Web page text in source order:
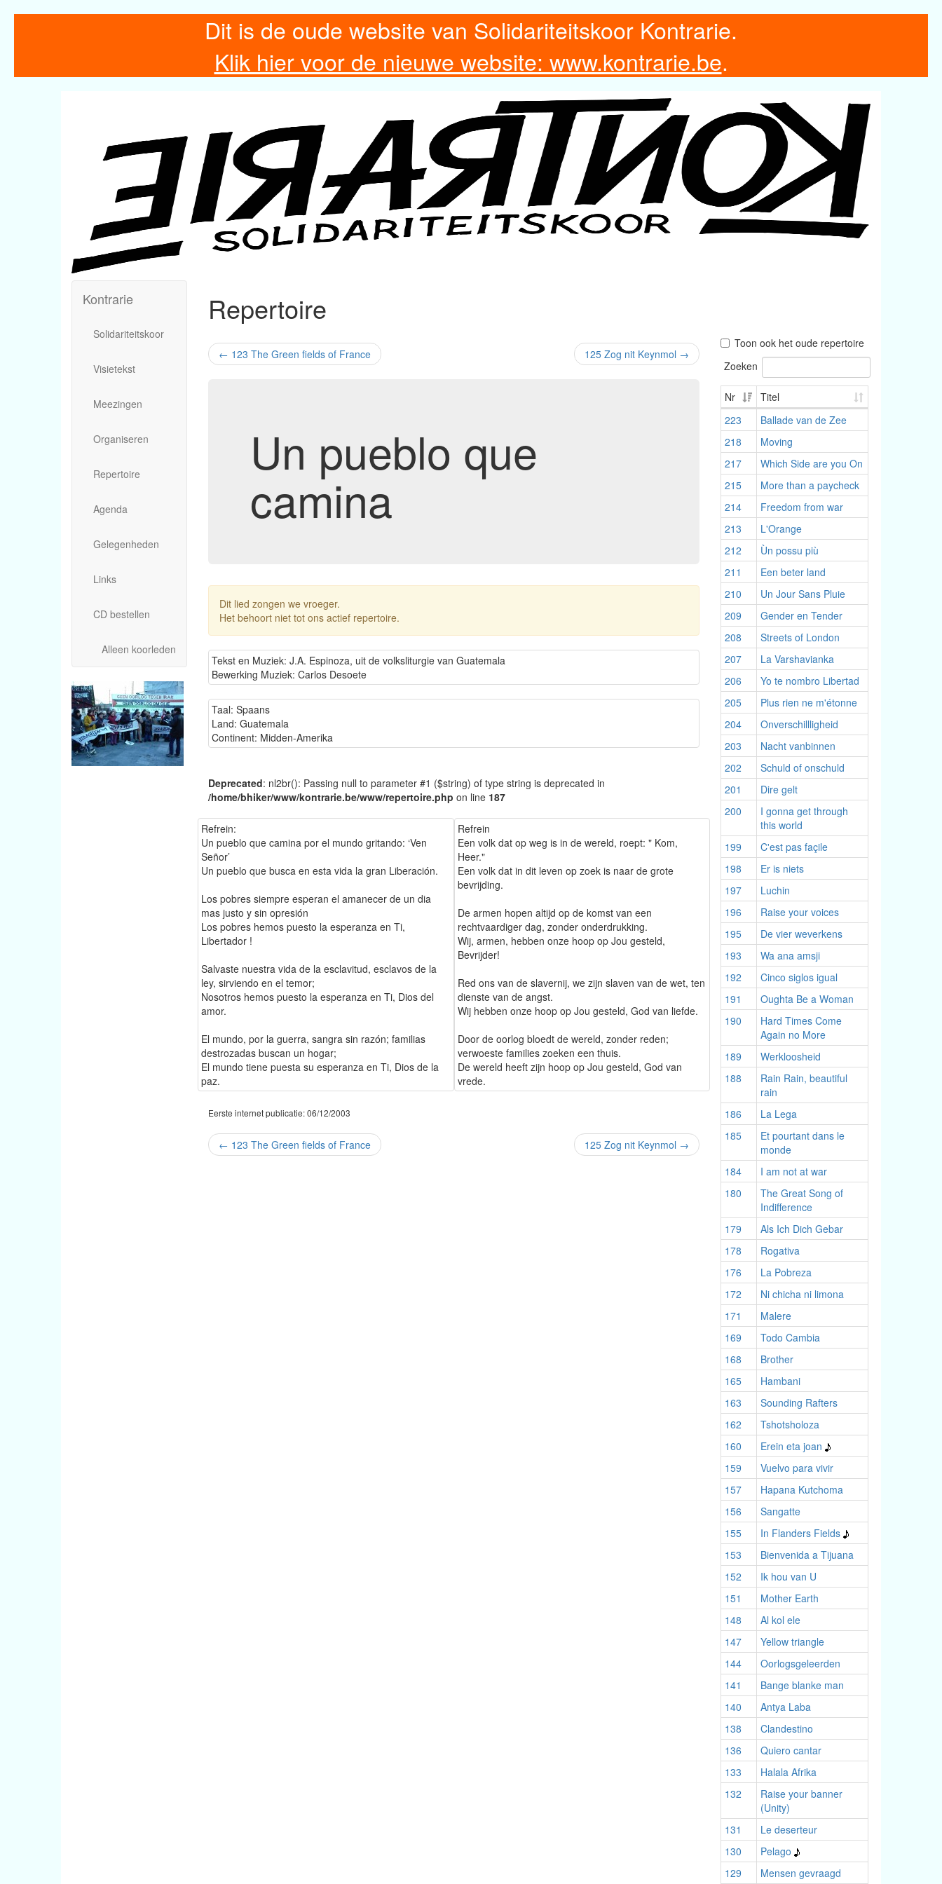
Dit is de oude website van Solidariteitskoor Kontrarie.
Klik hier voor de nieuwe website: www.kontrarie.be.
Kontrarie
Solidariteitskoor
Visietekst
Meezingen
Organiseren
Repertoire
Agenda
Gelegenheden
Links
CD bestellen
Alleen koorleden
Repertoire
← 123 The Green fields of France 125 Zog nit Keynmol →
Un pueblo que
camina
Dit lied zongen we vroeger.
Het behoort niet tot ons actief repertoire.
Tekst en Muziek: J.A. Espinoza, uit de volksliturgie van Guatemala
Bewerking Muziek: Carlos Desoete
Taal: Spaans
Land: Guatemala
Continent: Midden-Amerika
Deprecated: nl2br(): Passing null to parameter #1 ($string) of type string is deprecated in
/home/bhiker/www/kontrarie.be/www/repertoire.php on line 187
Refrein:
Un pueblo que camina por el mundo gritando: ‘Ven
Señor’
Un pueblo que busca en esta vida la gran Liberación.
Los pobres siempre esperan el amanecer de un dia
mas justo y sin opresión
Los pobres hemos puesto la esperanza en Ti,
Libertador !
Salvaste nuestra vida de la esclavitud, esclavos de la
ley, sirviendo en el temor;
Nosotros hemos puesto la esperanza en Ti, Dios del
amor.
El mundo, por la guerra, sangra sin razón; familias
destrozadas buscan un hogar;
El mundo tiene puesta su esperanza en Ti, Dios de la
paz.
Refrein
Een volk dat op weg is in de wereld, roept: " Kom,
Heer."
Een volk dat in dit leven op zoek is naar de grote
bevrijding.
De armen hopen altijd op de komst van een
rechtvaardiger dag, zonder onderdrukking.
Wij, armen, hebben onze hoop op Jou gesteld,
Bevrijder!
Red ons van de slavernij, we zijn slaven van de wet, ten
dienste van de angst.
Wij hebben onze hoop op Jou gesteld, God van liefde.
Door de oorlog bloedt de wereld, zonder reden;
verwoeste families zoeken een thuis.
De wereld heeft zijn hoop op Jou gesteld, God van
vrede.
Eerste internet publicatie: 06/12/2003
← 123 The Green fields of France 125 Zog nit Keynmol →
Toon ook het oude repertoire
Zoeken
Nr
Titel
223
Ballade van de Zee
218
Moving
217
Which Side are you On
215
More than a paycheck
214
Freedom from war
213
L'Orange
212
Ùn possu più
211
Een beter land
210
Un Jour Sans Pluie
209
Gender en Tender
208
Streets of London
207
La Varshavianka
206
Yo te nombro Libertad
205
Plus rien ne m'étonne
204
Onverschillligheid
203
Nacht vanbinnen
202
Schuld of onschuld
201
Dire gelt
200
I gonna get through
this world
199
C'est pas façile
198
Er is niets
197
Luchin
196
Raise your voices
195
De vier weverkens
193
Wa ana amsji
192
Cinco siglos igual
191
Oughta Be a Woman
190
Hard Times Come
Again no More
189
Werkloosheid
188
Rain Rain, beautiful
rain
186
La Lega
185
Et pourtant dans le
monde
184
I am not at war
180
The Great Song of
Indifference
179
Als Ich Dich Gebar
178
Rogativa
176
La Pobreza
172
Ni chicha ni limona
171
Malere
169
Todo Cambia
168
Brother
165
Hambani
163
Sounding Rafters
162
Tshotsholoza
160
Erein eta joan
159
Vuelvo para vivir
157
Hapana Kutchoma
156
Sangatte
155
In Flanders Fields
153
Bienvenida a Tijuana
152
Ik hou van U
151
Mother Earth
148
Al kol ele
147
Yellow triangle
144
Oorlogsgeleerden
141
Bange blanke man
140
Antya Laba
138
Clandestino
136
Quiero cantar
133
Halala Afrika
132
Raise your banner
(Unity)
131
Le deserteur
130
Pelago
129
Mensen gevraagd